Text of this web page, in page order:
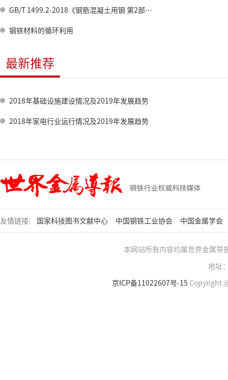
GB/T 1499.2-2018《钢筋混凝土用钢 第2部分：热轧带肋钢筋》正式批准发布
钢铁材料的循环利用
最新推荐
2018年基础设施建设情况及2019年发展趋势
2018年家电行业运行情况及2019年发展趋势
友情链接: 国家科技图书文献中心 中国钢铁工业协会 中国金属学会
本网站所有内容均属世界金属导
地址
京ICP备11022607号-15 Copyright